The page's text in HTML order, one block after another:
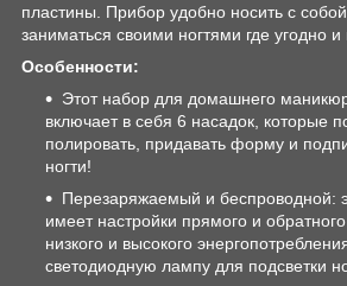
пластины. Прибор удобно носить с
заниматься своими ногтями где угодно и
Особенности:
Этот набор для домашнего
включает в себя 6 насадок, которые
полировать, придавать форму и
ногти!
Перезаряжаемый и беспроводной:
имеет настройки прямого и
низкого и высокого
светодиодную лампу для подсветки